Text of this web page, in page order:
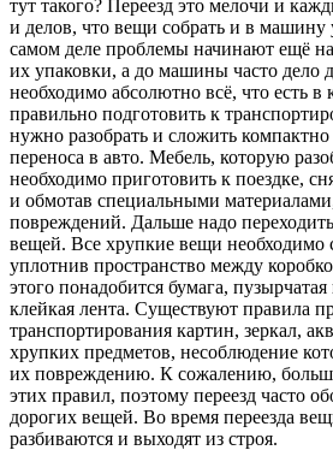
тут такого? Переезд это мелочи и
и делов, что вещи собрать и в машину
самом деле проблемы начинают ещё
их упаковки, а до машины часто дело
необходимо абсолютно всё, что есть в
правильно подготовить к
нужно разобрать и сложить компактно
переноса в авто. Мебель, которую
необходимо приготовить к поездке,
и обмотав специальными
повреждений. Дальше надо
вещей. Все хрупкие вещи необходимо
уплотнив пространство между
этого понадобится бумага,
клейкая лента. Существуют правила
транспортирования картин, зеркал,
хрупких предметов, несоблюдение
их повреждению. К сожалению,
этих правил, поэтому переезд часто
дорогих вещей. Во время переезда
разбиваются и выходят из строя.